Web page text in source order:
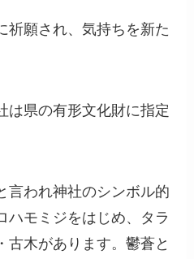
祈願され、気持ちを新た
は県の有形文化財に指定
言われ神社のシンボル的
ハモミジをはじめ、タラ
古木があります。鬱蒼と